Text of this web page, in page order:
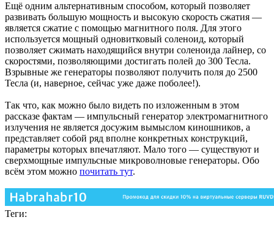
Ещё одним альтернативным способом, который позволяет
развивать большую мощность и высокую скорость сжатия —
является сжатие с помощью магнитного поля. Для этого
используется мощный одновитковый соленоид, который
позволяет сжимать находящийся внутри соленоида лайнер, со
скоростями, позволяющими достигать полей до 300 Тесла.
Взрывные же генераторы позволяют получить поля до 2500
Тесла (и, наверное, сейчас уже даже поболее!).
Так что, как можно было видеть по изложенным в этом
рассказе фактам — импульсный генератор электромагнитного
излучения не является досужим вымыслом киношников, а
представляет собой ряд вполне конкретных конструкций,
параметры которых впечатляют. Мало того — существуют и
сверхмощные импульсные микроволновые генераторы. Обо
всём этом можно почитать тут.
Теги: